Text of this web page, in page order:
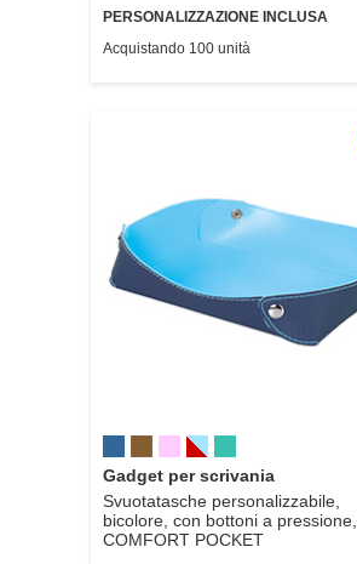
PERSONALIZZAZIONE INCLUSA
Acquistando 100 unità
Gadget per scrivania
Svuotatasche personalizzabile,
bicolore, con bottoni a pressione,
COMFORT POCKET